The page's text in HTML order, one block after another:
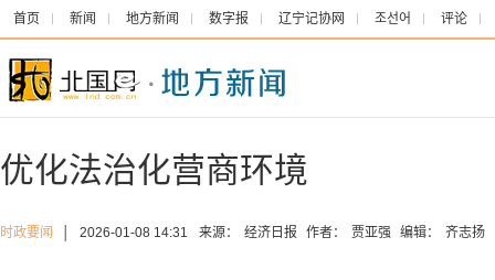
首页 新闻 地方新闻 数字报 辽宁记协网 조선어 评论
优化法治化营商环境
时政要闻 2026-01-08 14:31 来源： 经济日报 作者： 贾亚强 编辑： 齐志扬